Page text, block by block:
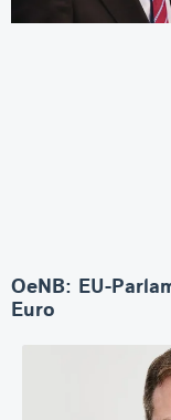
OeNB: EU-
Euro